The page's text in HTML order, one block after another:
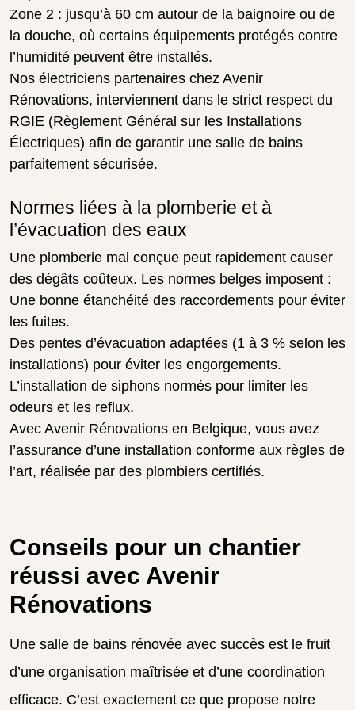
Zone 2 : jusqu’à 60 cm autour de la baignoire ou de
la douche, où certains équipements protégés contre
l’humidité peuvent être installés.
Nos électriciens partenaires chez Avenir
Rénovations, interviennent dans le strict respect du
RGIE (Règlement Général sur les Installations
Électriques) afin de garantir une salle de bains
parfaitement sécurisée.
Normes liées à la plomberie et à
l’évacuation des eaux
Une plomberie mal conçue peut rapidement causer
des dégâts coûteux. Les normes belges imposent :
Une bonne étanchéité des raccordements pour éviter
les fuites.
Des pentes d’évacuation adaptées (1 à 3 % selon les
installations) pour éviter les engorgements.
L’installation de siphons normés pour limiter les
odeurs et les reflux.
Avec Avenir Rénovations en Belgique, vous avez
l’assurance d’une installation conforme aux règles de
l’art, réalisée par des plombiers certifiés.
Conseils pour un chantier
réussi avec Avenir
Rénovations
Une salle de bains rénovée avec succès est le fruit
d’une organisation maîtrisée et d’une coordination
efficace. C’est exactement ce que propose notre